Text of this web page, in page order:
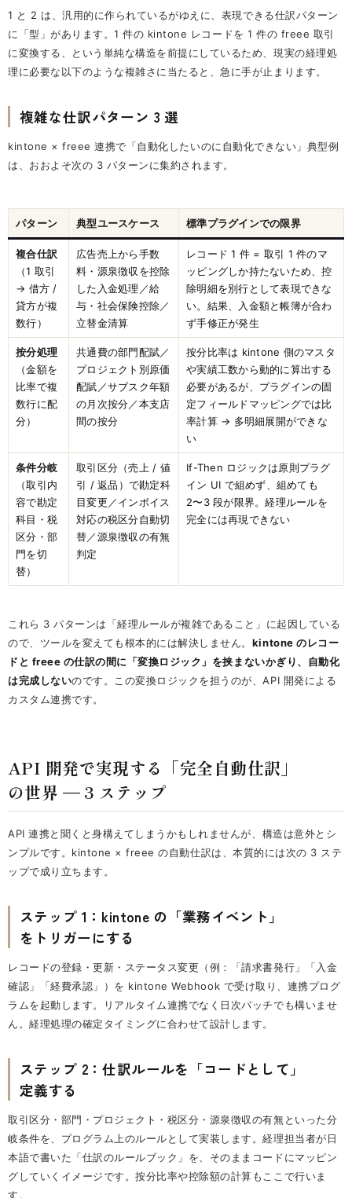
1 と 2 は、汎用的に作られているがゆえに、表現できる仕訳パターン
に「型」があります。1 件の kintone レコードを 1 件の freee 取引
に変換する、という単純な構造を前提にしているため、現実の経理処
理に必要な以下のような複雑さに当たると、急に手が止まります。
複雑な仕訳パターン 3 選
kintone × freee 連携で「自動化したいのに自動化できない」典型例
は、おおよそ次の 3 パターンに集約されます。
パターン 典型ユースケース 標準プラグインでの限界
複合仕訳
（1 取引
→ 借方 /
貸方が複
数行）
広告売上から手数
料・源泉徴収を控除
した入金処理／給
与・社会保険控除／
立替金清算
レコード 1 件 = 取引 1 件のマ
ッピングしか持たないため、控
除明細を別行として表現できな
い。結果、入金額と帳簿が合わ
ず手修正が発生
按分処理
（金額を
比率で複
数行に配
分）
共通費の部門配賦／
プロジェクト別原価
配賦／サブスク年額
の月次按分／本支店
間の按分
按分比率は kintone 側のマスタ
や実績工数から動的に算出する
必要があるが、プラグインの固
定フィールドマッピングでは比
率計算 → 多明細展開ができな
い
条件分岐
（取引内
容で勘定
科目・税
区分・部
門を切
替）
取引区分（売上 / 値
引 / 返品）で勘定科
目変更／インボイス
対応の税区分自動切
替／源泉徴収の有無
判定
If-Then ロジックは原則プラグ
イン UI で組めず、組めても
2〜3 段が限界。経理ルールを
完全には再現できない
これら 3 パターンは「経理ルールが複雑であること」に起因している
ので、ツールを変えても根本的には解決しません。 kintone のレコー
ドと freee の仕訳の間に「変換ロジック」を挟まないかぎり、自動化
は完成しないのです。この変換ロジックを担うのが、API 開発による
カスタム連携です。
API 開発で実現する「完全自動仕訳」
の世界 — 3 ステップ
API 連携と聞くと身構えてしまうかもしれませんが、構造は意外とシ
ンプルです。kintone × freee の自動仕訳は、本質的には次の 3 ステ
ップで成り立ちます。
ステップ 1：kintone の「業務イベント」
をトリガーにする
レコードの登録・更新・ステータス変更（例：「請求書発行」「入金
確認」「経費承認」）を kintone Webhook で受け取り、連携プログ
ラムを起動します。リアルタイム連携でなく日次バッチでも構いませ
ん。経理処理の確定タイミングに合わせて設計します。
ステップ 2：仕訳ルールを「コードとして」
定義する
取引区分・部門・プロジェクト・税区分・源泉徴収の有無といった分
岐条件を、プログラム上のルールとして実装します。経理担当者が日
本語で書いた「仕訳のルールブック」を、そのままコードにマッピン
グしていくイメージです。按分比率や控除額の計算もここで行いま
す。